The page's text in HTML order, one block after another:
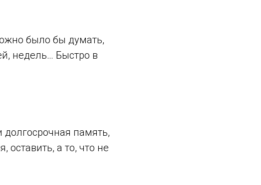
было бы думать,
недель… Быстро в
долгосрочная память,
оставить, а то, что не